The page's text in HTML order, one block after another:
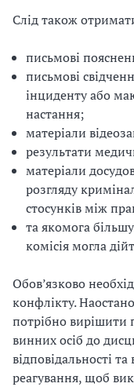
Слід також
письмові
письмові
інциденту або
настання;
матеріали
результати
матеріали
розгляду
стосунків між
та якомога
комісія могла
Обов’язково
конфлікту.
потрібно
винних осіб до
відповідальності
реагування, щоб